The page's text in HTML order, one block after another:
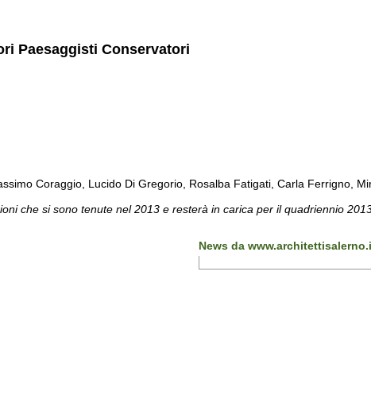
Paesaggisti Conservatori
Coraggio, Lucido Di Gregorio, Rosalba Fatigati, Carla Ferrigno,
che si sono tenute nel 2013 e resterà in carica per il quadriennio
News da